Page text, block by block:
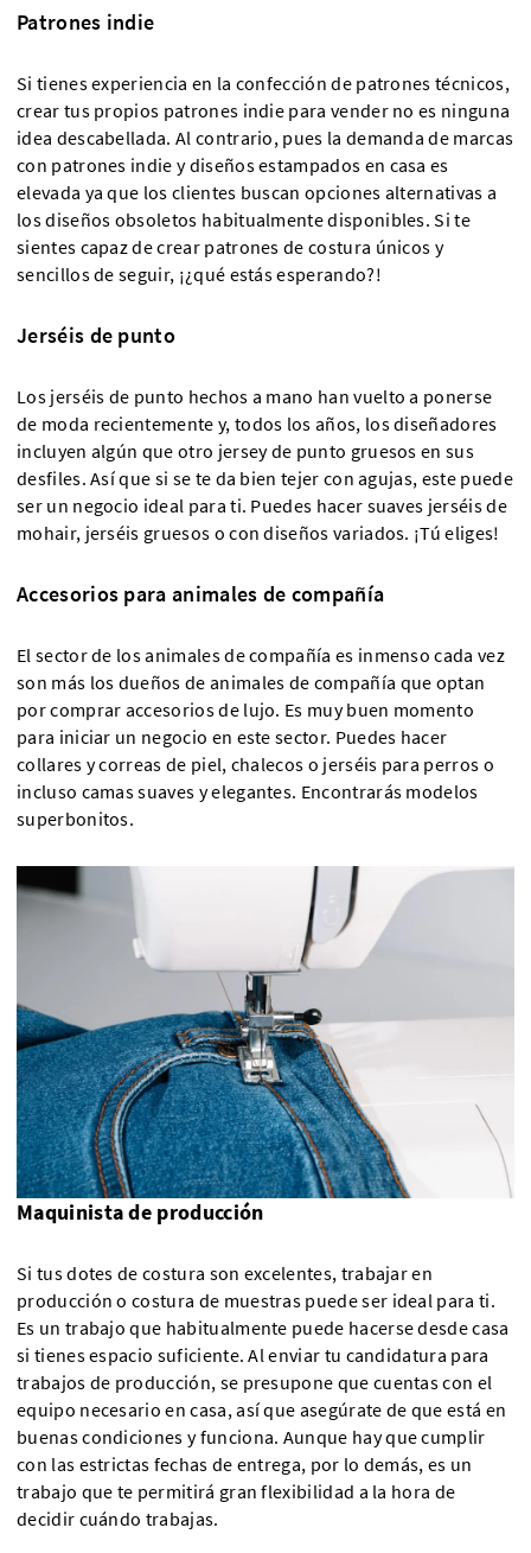
Patrones indie
Si tienes experiencia en la confección de patrones técnicos,
crear tus propios patrones indie para vender no es ninguna
idea descabellada. Al contrario, pues la demanda de marcas
con patrones indie y diseños estampados en casa es
elevada ya que los clientes buscan opciones alternativas a
los diseños obsoletos habitualmente disponibles. Si te
sientes capaz de crear patrones de costura únicos y
sencillos de seguir, ¡¿qué estás esperando?!
Jerséis de punto
Los jerséis de punto hechos a mano han vuelto a ponerse
de moda recientemente y, todos los años, los diseñadores
incluyen algún que otro jersey de punto gruesos en sus
desfiles. Así que si se te da bien tejer con agujas, este puede
ser un negocio ideal para ti. Puedes hacer suaves jerséis de
mohair, jerséis gruesos o con diseños variados. ¡Tú eliges!
Accesorios para animales de compañía
El sector de los animales de compañía es inmenso cada vez
son más los dueños de animales de compañía que optan
por comprar accesorios de lujo. Es muy buen momento
para iniciar un negocio en este sector. Puedes hacer
collares y correas de piel, chalecos o jerséis para perros o
incluso camas suaves y elegantes. Encontrarás modelos
superbonitos.
Maquinista de producción
Si tus dotes de costura son excelentes, trabajar en
producción o costura de muestras puede ser ideal para ti.
Es un trabajo que habitualmente puede hacerse desde casa
si tienes espacio suficiente. Al enviar tu candidatura para
trabajos de producción, se presupone que cuentas con el
equipo necesario en casa, así que asegúrate de que está en
buenas condiciones y funciona. Aunque hay que cumplir
con las estrictas fechas de entrega, por lo demás, es un
trabajo que te permitirá gran flexibilidad a la hora de
decidir cuándo trabajas.